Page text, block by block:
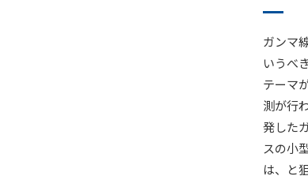
ガンマ
いうべ
テーマ
測が行
発した
スの小
は、と